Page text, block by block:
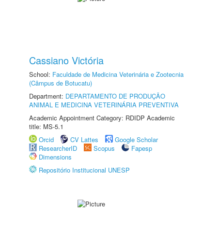
Cassiano Victória
School: Faculdade de Medicina Veterinária e Zootecnia
(Câmpus de Botucatu)
Department: DEPARTAMENTO DE PRODUÇÃO
ANIMAL E MEDICINA VETERINÁRIA PREVENTIVA
Academic Appointment Category: RDIDP Academic
title: MS-5.1
Orcid
CV Lattes
Google Scholar
ResearcherID
Scopus
Fapesp
Dimensions
Repositório Institucional UNESP